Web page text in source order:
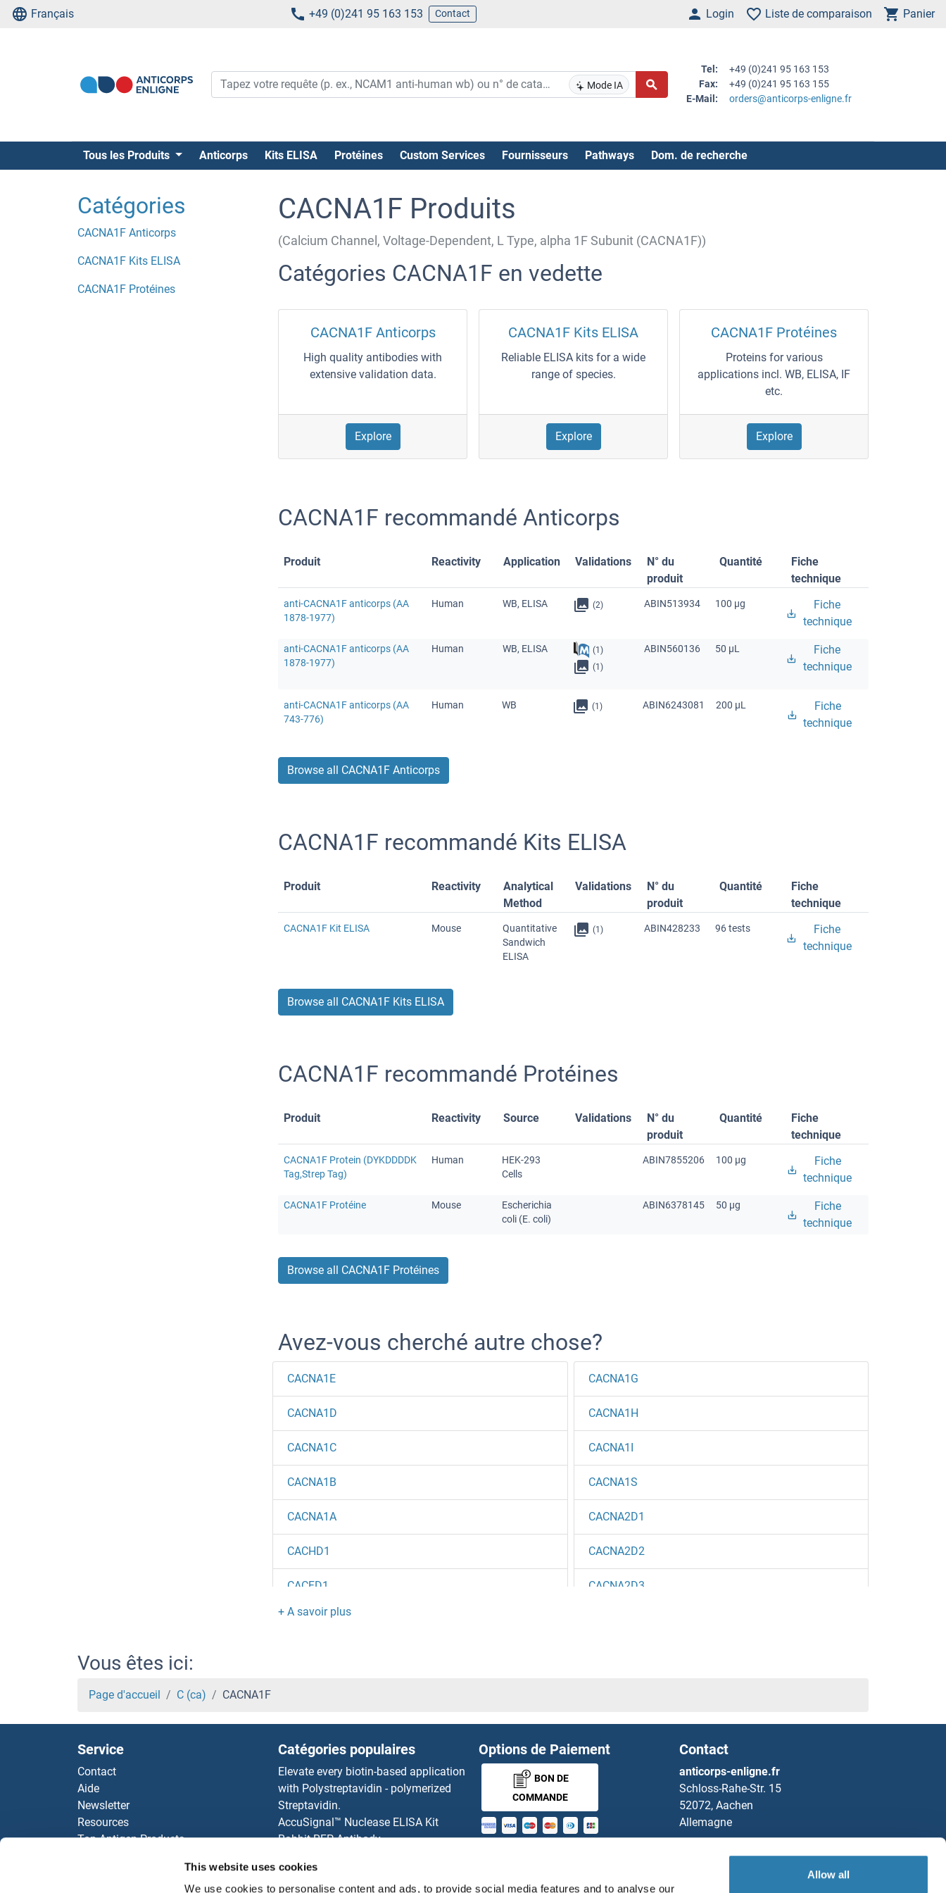
This website uses cookies
We use cookies to personalise content and ads, to provide social media features and to analyse our
Allow all
Français +49 (0)241 95 163 153 Contact Login Liste de comparaison Panier
Mode IA
Tel:
+49 (0)241 95 163 153
Fax:
+49 (0)241 95 163 155
E-Mail:
orders@anticorps-enligne.fr
Tous les Produits Anticorps Kits ELISA Protéines Custom Services Fournisseurs Pathways Dom. de recherche
Catégories
CACNA1F Anticorps
CACNA1F Kits ELISA
CACNA1F Protéines
CACNA1F Produits
(Calcium Channel, Voltage-Dependent, L Type, alpha 1F Subunit (CACNA1F))
Catégories CACNA1F en vedette
CACNA1F Anticorps
High quality antibodies with
extensive validation data.
Explore
CACNA1F Kits ELISA
Reliable ELISA kits for a wide
range of species.
Explore
CACNA1F Protéines
Proteins for various
applications incl. WB, ELISA, IF
etc.
Explore
CACNA1F recommandé Anticorps
Produit Reactivity Application Validations
N° du
produit
Quantité
Fiche
technique
anti-CACNA1F anticorps (AA
1878-1977)
Human WB, ELISA (2) ABIN513934 100 μg
Fiche
technique
anti-CACNA1F anticorps (AA
1878-1977)
Human WB, ELISA
(1)
(1)
ABIN560136 50 μL
Fiche
technique
anti-CACNA1F anticorps (AA
743-776)
Human WB (1) ABIN6243081 200 μL
Fiche
technique
Browse all CACNA1F Anticorps
CACNA1F recommandé Kits ELISA
Produit Reactivity
Analytical
Method
Validations
N° du
produit
Quantité
Fiche
technique
CACNA1F Kit ELISA Mouse
Quantitative
Sandwich
ELISA
(1) ABIN428233 96 tests
Fiche
technique
Browse all CACNA1F Kits ELISA
CACNA1F recommandé Protéines
Produit Reactivity Source Validations
N° du
produit
Quantité
Fiche
technique
CACNA1F Protein (DYKDDDDK
Tag,Strep Tag)
Human
HEK-293
Cells
ABIN7855206 100 μg
Fiche
technique
CACNA1F Protéine Mouse
Escherichia
coli (E. coli)
ABIN6378145 50 μg
Fiche
technique
Browse all CACNA1F Protéines
Avez-vous cherché autre chose?
CACNA1E
CACNA1D
CACNA1C
CACNA1B
CACNA1A
CACHD1
CACFD1
CABYR
CABP5
CABP4
CABP2
CABP1
CABLES2
CACNA1G
CACNA1H
CACNA1I
CACNA1S
CACNA2D1
CACNA2D2
CACNA2D3
CACNB3
CACNB4
CACNG3
Vous êtes ici:
Page d'accueil C (ca) CACNA1F
Service
Contact
Aide
Newsletter
Resources
Top Antigen Products
Catégories populaires
Elevate every biotin-based application
with Polystreptavidin - polymerized
Streptavidin.
AccuSignal™ Nuclease ELISA Kit
Rabbit RFP Antibody
ELISA Kits
antibodies online purchase process
Options de Paiement
BON DE
COMMANDE
Contact
anticorps-enligne.fr
Schloss-Rahe-Str. 15
52072, Aachen
Allemagne